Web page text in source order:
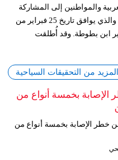
والمواطنين إلى المشاركة
في الاحتفال بيوم السياحة العربي لعام 2026، والذي يوافق تاريخ 25 فبراير من
ابن بطوطة. وقد أُطلقت
المزيد من التحقيقات السياحية
الإصابة بخمسة أنواع من